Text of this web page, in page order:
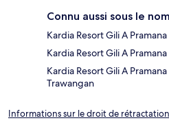
Connu aussi sous le
Kardia Resort Gili A
Kardia Resort Gili A
Kardia Resort Gili A
Trawangan
Informations sur le droit de rétractation